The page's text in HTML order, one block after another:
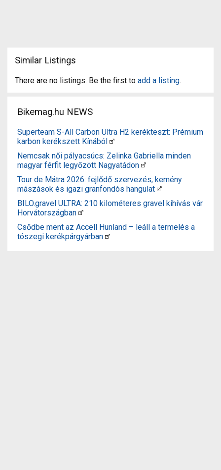
Similar Listings
There are no listings. Be the first to add a listing.
Bikemag.hu NEWS
Superteam S-All Carbon Ultra H2 kerékteszt: Prémium
karbon kerékszett Kínából
Nemcsak női pályacsúcs: Zelinka Gabriella minden
magyar férfit legyőzött Nagyatádon
Tour de Mátra 2026: fejlődő szervezés, kemény
mászások és igazi granfondós hangulat
BILO.gravel ULTRA: 210 kilométeres gravel kihívás vár
Horvátországban
Csődbe ment az Accell Hunland – leáll a termelés a
tószegi kerékpárgyárban